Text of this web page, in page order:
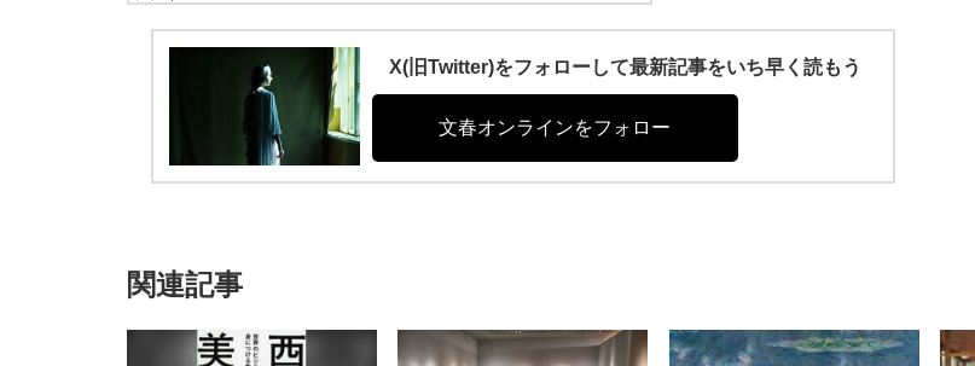
X(旧Twitter)をフォローして最新記事をいち早く読もう
文春オンラインをフォロー
関連記事